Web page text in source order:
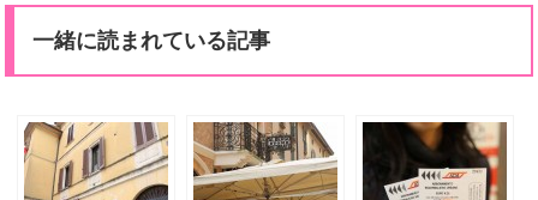
一緒に読まれている記事